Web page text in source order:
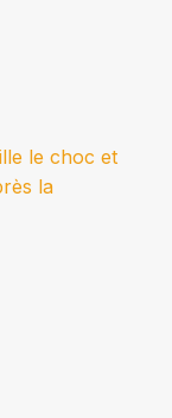
le choc et
la